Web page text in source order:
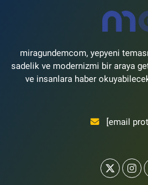
Ataköy 3-4-11. Kısım Mahallesi Dr.
4.Kısım Çarşısı No:12 Ataköy 4.Kısım
miragundemcom, yepyeni
sadelik ve modernizmi bir araya
ve insanlara haber
[email